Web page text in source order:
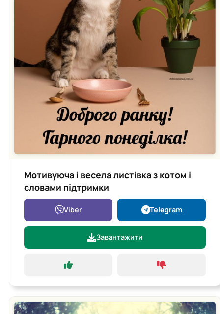
Мотивуюча і весела листівка з котом і
словами підтримки
Viber Telegram
Завантажити